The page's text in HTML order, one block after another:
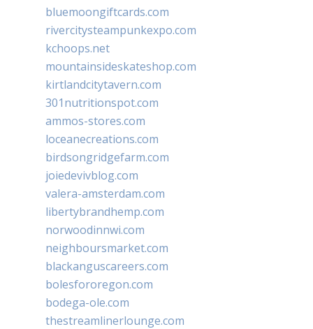
bluemoongiftcards.com
rivercitysteampunkexpo.com
kchoops.net
mountainsideskateshop.com
kirtlandcitytavern.com
301nutritionspot.com
ammos-stores.com
loceanecreations.com
birdsongridgefarm.com
joiedevivblog.com
valera-amsterdam.com
libertybrandhemp.com
norwoodinnwi.com
neighboursmarket.com
blackanguscareers.com
bolesfororegon.com
bodega-ole.com
thestreamlinerlounge.com